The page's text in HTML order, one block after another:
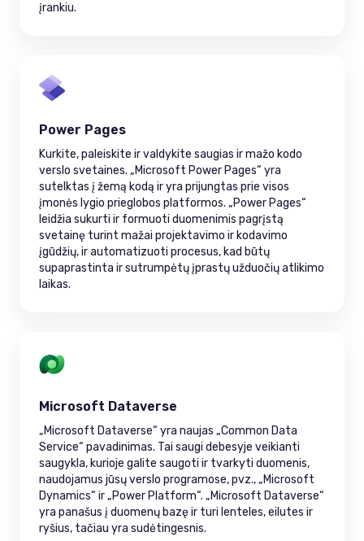
įrankiu.
Power Pages
Kurkite, paleiskite ir valdykite saugias ir mažo kodo
verslo svetaines. „Microsoft Power Pages“ yra
sutelktas į žemą kodą ir yra prijungtas prie visos
įmonės lygio prieglobos platformos. „Power Pages“
leidžia sukurti ir formuoti duomenimis pagrįstą
svetainę turint mažai projektavimo ir kodavimo
įgūdžių, ir automatizuoti procesus, kad būtų
supaprastinta ir sutrumpėtų įprastų užduočių atlikimo
laikas.
Microsoft Dataverse
„Microsoft Dataverse“ yra naujas „Common Data
Service“ pavadinimas. Tai saugi debesyje veikianti
saugykla, kurioje galite saugoti ir tvarkyti duomenis,
naudojamus jūsų verslo programose, pvz., „Microsoft
Dynamics“ ir „Power Platform“. „Microsoft Dataverse“
yra panašus į duomenų bazę ir turi lenteles, eilutes ir
ryšius, tačiau yra sudėtingesnis.